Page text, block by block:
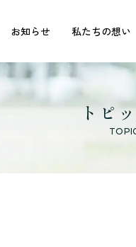
お知らせ 私たちの想い
トピ